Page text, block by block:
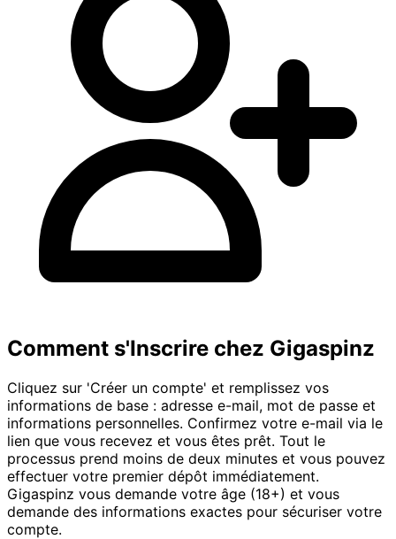
Comment s'Inscrire chez Gigaspinz
Cliquez sur 'Créer un compte' et remplissez vos
informations de base : adresse e-mail, mot de passe et
informations personnelles. Confirmez votre e-mail via le
lien que vous recevez et vous êtes prêt. Tout le
processus prend moins de deux minutes et vous pouvez
effectuer votre premier dépôt immédiatement.
Gigaspinz vous demande votre âge (18+) et vous
demande des informations exactes pour sécuriser votre
compte.